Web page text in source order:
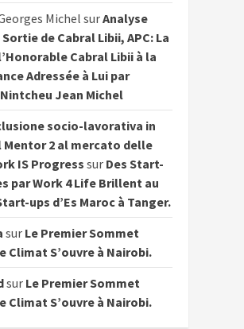
Michel surAnalyse
de Cabral Libii, APC: La
Cabral Libii à la
Adressée à Lui par
Jean Michel
socio-lavorativa in
Mentor 2 al mercato delle
IS Progresssur Des Start-
par Work 4 Life Brillent au
ups d’Es Maroc à Tanger.
sur Le Premier Sommet
Climat S’ouvre à Nairobi.
sur Le Premier Sommet
Climat S’ouvre à Nairobi.